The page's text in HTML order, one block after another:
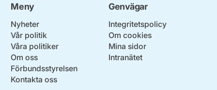
Meny
Nyheter
Vår politik
Våra politiker
Om oss
Förbundsstyrelsen
Kontakta oss
Genvägar
Integritetspolicy
Om cookies
Mina sidor
Intranätet